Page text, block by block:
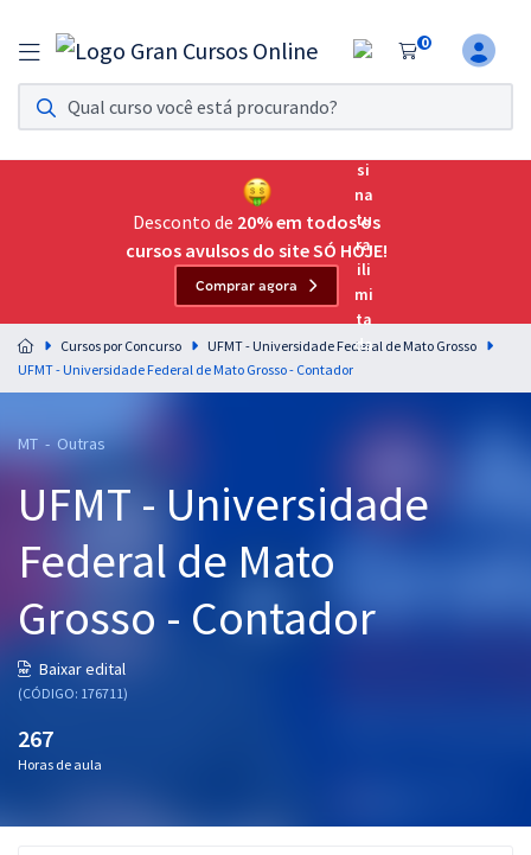
0
Assinatura Ilimitada 11
Acesso a todos os cursos. Teste grátis por 7 dias!
Assinatura OAB Até Passar
Acesso ilimitado a toda preparação para o Exame da
Residências Multiprofissionais
Preparação completa e intensiva para as principais
residências em saúde do Brasil
Cursos 20% OFF
Pós
Graduação
OAB
Conteúdo gratuito
Desconto de 20% em todos os
cursos avulsos do site SÓ HOJE!
Comprar agora
Cursos por Concurso
UFMT - Universidade Federal de Mato Grosso
UFMT - Universidade Federal de Mato Grosso - Contador
MT - Outras
UFMT - Universidade
Federal de Mato
Grosso - Contador
Baixar edital
(CÓDIGO: 176711)
267
Horas de aula